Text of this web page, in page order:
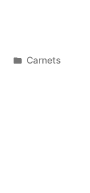
Publié
Carnets